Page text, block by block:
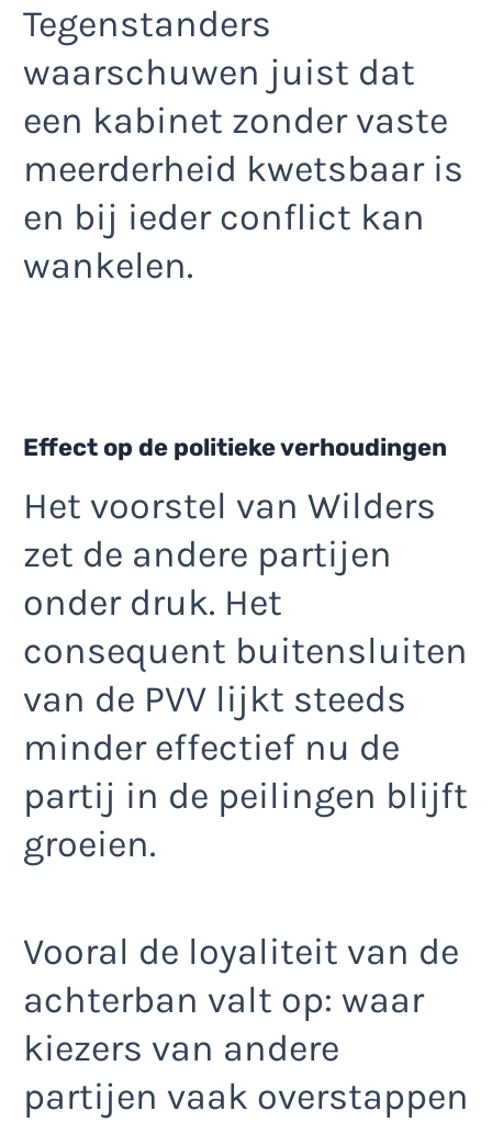
Tegenstanders
waarschuwen juist dat
een kabinet zonder vaste
meerderheid kwetsbaar is
en bij ieder conflict kan
wankelen.
Effect op de politieke verhoudingen
Het voorstel van Wilders
zet de andere partijen
onder druk. Het
consequent buitensluiten
van de PVV lijkt steeds
minder effectief nu de
partij in de peilingen blijft
groeien.
Vooral de loyaliteit van de
achterban valt op: waar
kiezers van andere
partijen vaak overstappen